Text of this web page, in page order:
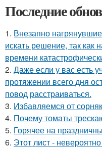
Последние
1. Внезапно
искать решение, так как
времени
2. Даже если у вас есть
протяжении всего дня
повод расстраиваться.
3. Избавляемся от
4. Почему томаты
5. Горячее на
6. Этот лист -